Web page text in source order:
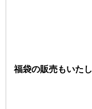
福袋の販売もいた